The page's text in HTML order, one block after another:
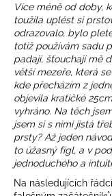
Více méně od doby,
toužila uplést si
odrazovalo, bylo
totiž používám sadu
padají, šťouchají mě
větší mezeře, která
kde přecházím z
objevila kratičké
vyhráno. Na těch
jsem si s nimi jistá
prsty? Až jeden
to úžasný fígl, a v
jednoduchého a
Na následujících
t
ř
e
b
u
j
e
t
e
n